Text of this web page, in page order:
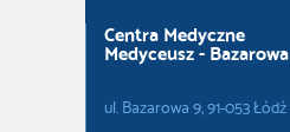
Centra Medyczne
Medyceusz - Bazarowa
ul. Bazarowa 9, 91-053 Łódź